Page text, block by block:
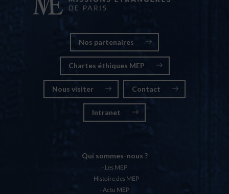
Nos partenaires
Chartes éthiques MEP
Nous visiter Contact
Intranet
Qui sommes-nous ?
Les MEP
Histoire des MEP
Actu MEP